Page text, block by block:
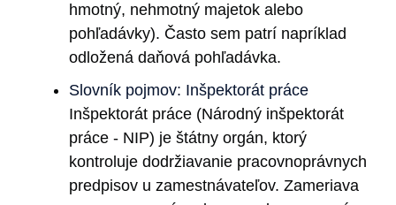
hmotný, nehmotný majetok alebo
pohľadávky). Často sem patrí napríklad
odložená daňová pohľadávka.
Slovník pojmov: Inšpektorát práce
Inšpektorát práce (Národný inšpektorát
práce - NIP) je štátny orgán, ktorý
kontroluje dodržiavanie pracovnoprávnych
predpisov u zamestnávateľov. Zameriava